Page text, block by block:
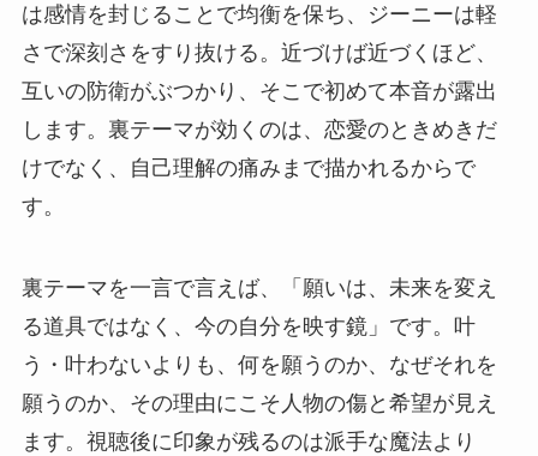
は感情を封じることで均衡を保ち、ジーニーは軽
さで深刻さをすり抜ける。近づけば近づくほど、
互いの防衛がぶつかり、そこで初めて本音が露出
します。裏テーマが効くのは、恋愛のときめきだ
けでなく、自己理解の痛みまで描かれるからで
す。
裏テーマを一言で言えば、「願いは、未来を変え
る道具ではなく、今の自分を映す鏡」です。叶
う・叶わないよりも、何を願うのか、なぜそれを
願うのか、その理由にこそ人物の傷と希望が見え
ます。視聴後に印象が残るのは派手な魔法より